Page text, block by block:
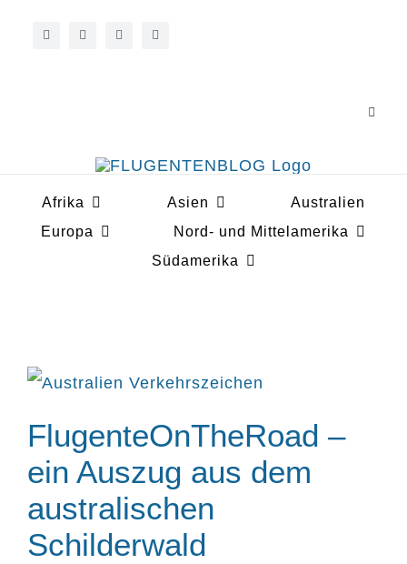
Toggle
Afrika Asien
Australien
Europa
Nord- und Mittelamerika
Südamerika
FlugenteOnTheRoad –
ein Auszug aus dem
australischen
Schilderwald